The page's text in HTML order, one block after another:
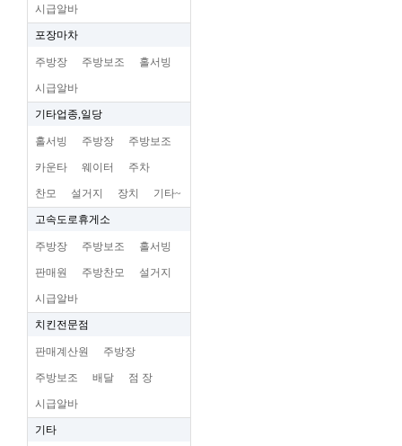
시급알바
포장마차
주방장 주방보조 홀서빙
시급알바
기타업종,일당
홀서빙 주방장 주방보조
카운타 웨이터 주차
찬모 설거지 장치 기타~
고속도로휴게소
주방장 주방보조 홀서빙
판매원 주방찬모 설거지
시급알바
치킨전문점
판매계산원 주방장
주방보조 배달 점 장
시급알바
기타